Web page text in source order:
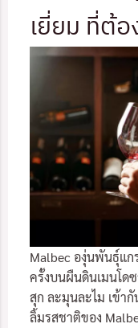
เยี่ยม ที่ต้
Malbec องุ่นพันธุ์แก
ครั้งบนผืนดินเมนโด
สุก ละมุนละไม เข้า
ลิ้มรสชาติของ